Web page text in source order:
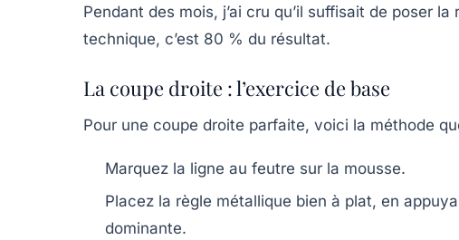
Pendant des mois, j’ai cru qu’il suffisait de poser
technique, c’est 80 % du résultat.
La coupe droite : l’exercice de base
Pour une coupe droite parfaite, voici la méthode
Marquez la ligne au feutre sur la mousse.
Placez la règle métallique bien à plat, en
dominante.